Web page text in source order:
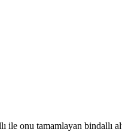
ile onu tamamlayan